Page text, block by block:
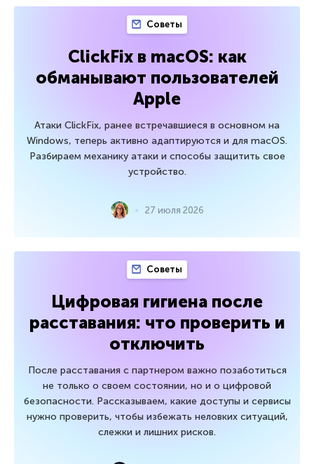
Советы
ClickFix в macOS: как
обманывают пользователей
Apple
Атаки ClickFix, ранее встречавшиеся в основном на
Windows, теперь активно адаптируются и для macOS.
Разбираем механику атаки и способы защитить свое
устройство.
27 июля 2026
Советы
Цифровая гигиена после
расставания: что проверить и
отключить
После расставания с партнером важно позаботиться
не только о своем состоянии, но и о цифровой
безопасности. Рассказываем, какие доступы и сервисы
нужно проверить, чтобы избежать неловких ситуаций,
слежки и лишних рисков.